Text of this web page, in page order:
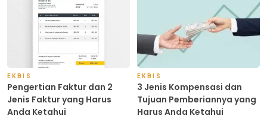
EKBIS
Pengertian Faktur dan 2
Jenis Faktur yang Harus
Anda Ketahui
EKBIS
3 Jenis Kompensasi dan
Tujuan Pemberiannya yang
Harus Anda Ketahui